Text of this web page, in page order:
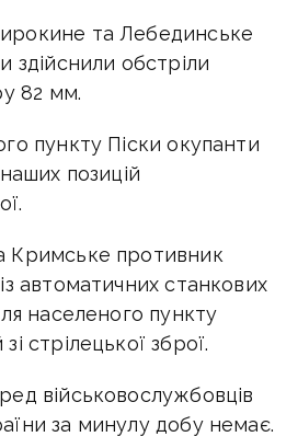
та Лебединське
здійснили обстріли
82 мм.
пункту Піски окупанти
позицій
Кримське противник
автоматичних станкових
населеного пункту
стрілецької зброї.
військовослужбовців
за минулу добу немає.